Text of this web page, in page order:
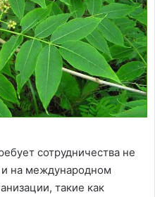
сотрудничества не
на международном
такие как